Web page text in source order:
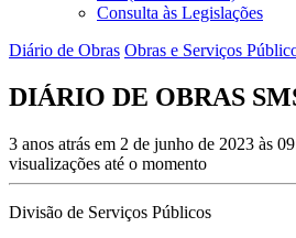
Consulta às Legislações
Diário de Obras Obras e Serviços
DIÁRIO DE OBRAS
3 anos atrás em 2 de junho de 2023 às
visualizações até o momento
Divisão de Serviços Públicos